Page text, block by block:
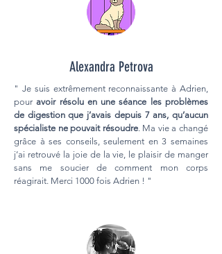
Alexandra Petrova
" Je suis extrêmement reconnaissante à Adrien,
pouravoir résolu en une séance les problèmes
de digestion que j’avais depuis 7 ans, qu’aucun
spécialiste ne pouvait résoudre. Ma vie a changé
grâce à ses conseils, seulement en 3 semaines
j’ai retrouvé la joie de la vie, le plaisir de manger
sans me soucier de comment mon corps
réagirait. Merci 1000 fois Adrien ! "